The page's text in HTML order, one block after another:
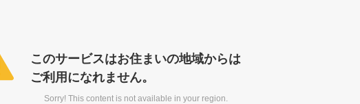
このサービスはお住まいの地域からは
ご利用になれません。
Sorry! This content is not available in your region.